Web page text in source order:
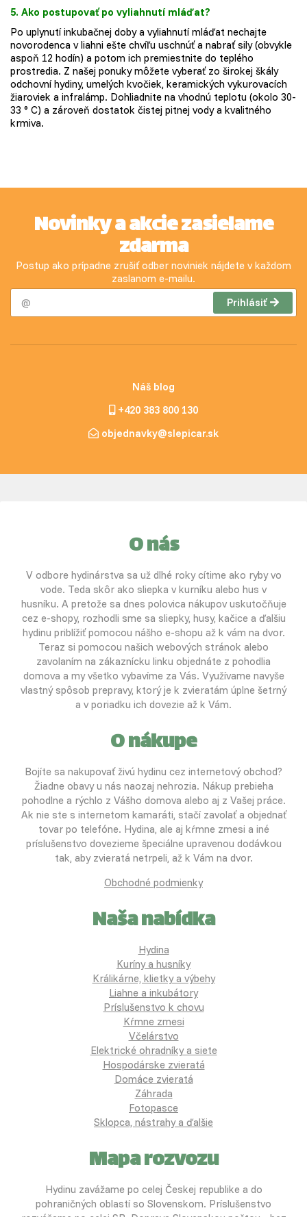
5. Ako postupovať po vyliahnutí mláďat?
Po uplynutí inkubačnej doby a vyliahnutí mláďat nechajte
novorodenca v liahni ešte chvíľu uschnúť a nabrať sily (obvykle
aspoň 12 hodín) a potom ich premiestnite do teplého
prostredia. Z našej ponuky môžete vyberať zo širokej škály
odchovní hydiny, umelých kvočiek, keramických vykurovacích
žiaroviek a infralámp. Dohliadnite na vhodnú teplotu (okolo 30-
33 ° C) a zároveň dostatok čistej pitnej vody a kvalitného
krmiva.
Novinky a akcie zasielame
zdarma
Postup ako prípadne zrušiť odber noviniek nájdete v každom
zaslanom e-mailu.
Prihlásiť
Náš blog
+420 383 800 130
objednavky@slepicar.sk
O nás
V odbore hydinárstva sa už dlhé roky cítime ako ryby vo
vode. Teda skôr ako sliepka v kurníku alebo hus v
husníku. A pretože sa dnes polovica nákupov uskutočňuje
cez e-shopy, rozhodli sme sa sliepky, husy, kačice a ďalšiu
hydinu priblížiť pomocou nášho e-shopu až k vám na dvor.
Teraz si pomocou našich webových stránok alebo
zavolaním na zákaznícku linku objednáte z pohodlia
domova a my všetko vybavíme za Vás. Využívame navyše
vlastný spôsob prepravy, ktorý je k zvieratám úplne šetrný
a v poriadku ich dovezie až k Vám.
O nákupe
Bojíte sa nakupovať živú hydinu cez internetový obchod?
Žiadne obavy u nás naozaj nehrozia. Nákup prebieha
pohodlne a rýchlo z Vášho domova alebo aj z Vašej práce.
Ak nie ste s internetom kamaráti, stačí zavolať a objednať
tovar po telefóne. Hydina, ale aj kŕmne zmesi a iné
príslušenstvo dovezieme špeciálne upravenou dodávkou
tak, aby zvieratá netrpeli, až k Vám na dvor.
Obchodné podmienky
Naša nabídka
Hydina
Kuríny a husníky
Králikárne, klietky a výbehy
Liahne a inkubátory
Príslušenstvo k chovu
Kŕmne zmesi
Včelárstvo
Elektrické ohradníky a siete
Hospodárske zvieratá
Domáce zvieratá
Záhrada
Fotopasce
Sklopca, nástrahy a ďalšie
Mapa rozvozu
Hydinu zavážame po celej Českej republike a do
pohraničných oblastí so Slovenskom. Príslušenstvo